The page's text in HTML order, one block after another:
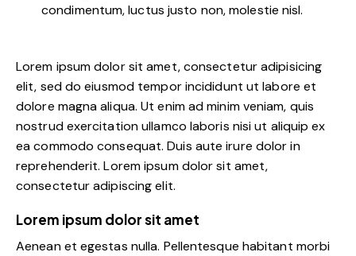
condimentum, luctus justo non, molestie nisl.
Lorem ipsum dolor sit amet, consectetur adipisicing
elit, sed do eiusmod tempor incididunt ut labore et
dolore magna aliqua. Ut enim ad minim veniam, quis
nostrud exercitation ullamco laboris nisi ut aliquip ex
ea commodo consequat. Duis aute irure dolor in
reprehenderit. Lorem ipsum dolor sit amet,
consectetur adipiscing elit.
Lorem ipsum dolor sit amet
Aenean et egestas nulla. Pellentesque habitant morbi